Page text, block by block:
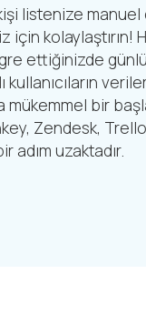
listenize manuel
için
ettiğinizde
kullanıcıların
bir
Zendesk,
adım uzaktadır.